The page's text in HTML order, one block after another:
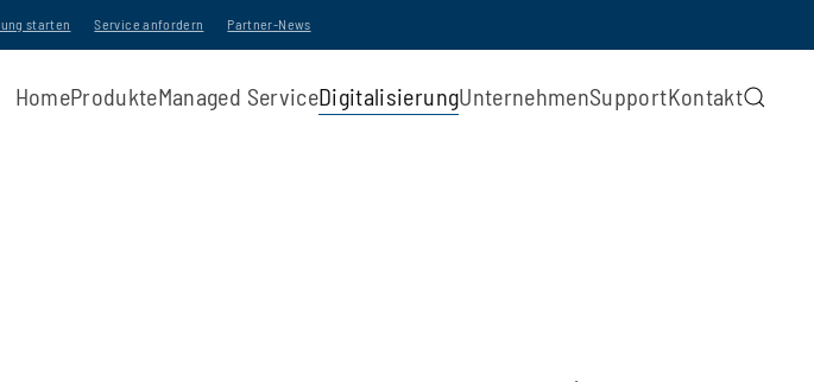
starten Service anfordern Partner-News
HomeProdukteManaged ServiceDigitalisierungUnternehmenSupportKontakt